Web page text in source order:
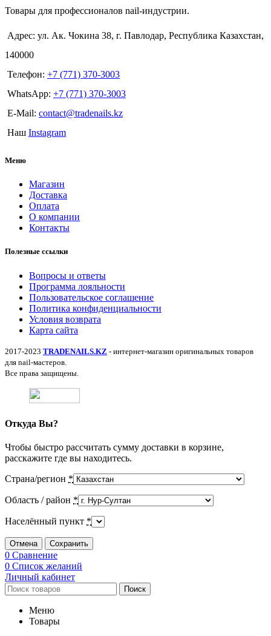
Товары для профессионалов nail-индустрии.
Адрес: ул. Ак. Чокина 38, г. Павлодар, Республика Казахстан,
140000
Телефон: +7 (771) 370-3003
WhatsApp: +7 (771) 370-3003
E-Mail: contact@tradenails.kz
Наш Instagram
Меню
Магазин
Доставка
Оплата
О компании
Контакты
Полезные ссылки
Вопросы и ответы
Программа лояльности
Пользовательское соглашение
Политика конфиденциальности
Условия возврата
Карта сайта
2017-2023 TRADENAILS.KZ - интернет-магазин оригинальных товаров
для nail-мастеров.
Все права защищены.
Откуда Вы?
Чтобы быстро рассчитать сумму доставки в корзине,
расскажите где вы находитесь.
Страна/регион *
Область / район *
Населённый пункт *
Отмена Сохранить
0 Сравнение
0 Список желаний
Личный кабинет
Поиск
Меню
Товары